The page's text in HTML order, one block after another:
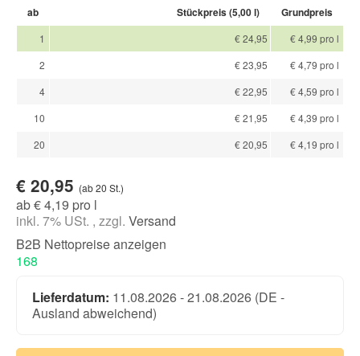
ab Stückpreis (5,00 l) Grundpreis
1 € 24,95
€ 4,99 pro l
2
€ 23,95
€ 4,79 pro l
4
€ 22,95
€ 4,59 pro l
10
€ 21,95
€ 4,39 pro l
20
€ 20,95 € 4,19 pro l
€ 20,95 (ab 20 St.)
ab € 4,19 pro l
inkl. 7% USt. , zzgl. Versand
B2B Nettopreise anzeigen
168
Lieferdatum: 11.08.2026 - 21.08.2026 (DE -
Ausland abweichend)